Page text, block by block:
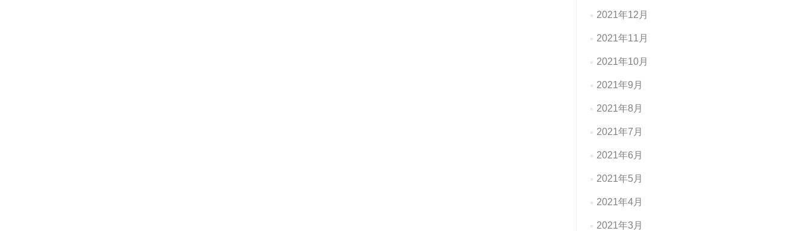
2021年12月
2021年11月
2021年10月
2021年9月
2021年8月
2021年7月
2021年6月
2021年5月
2021年4月
2021年3月